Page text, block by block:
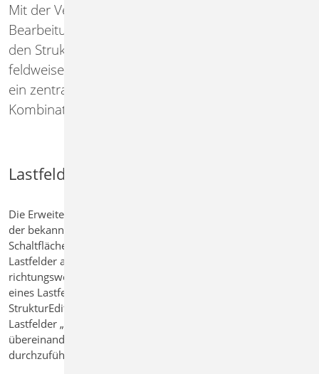
Mit der Version 2026 wurde die Funktion zur
Bearbeitung von Lastfeldern für Decken auch in
den StrukturEditor integriert. Lastfelder dienen der
feldweisen Definition von Flächenlasten und sind
ein zentrales Element bei der
Kombinationsbildung für statischen Nachweise.
Lastfelder für Decken
Die Erweiterung im StrukturEditor orientiert sich bewusst an
der bekannten Arbeitsweise aus MicroFe. Über die
Schaltfläche „Teilen“ im Register „Einwirkungen“ lassen sich
Lastfelder aufteilen. Auch die Teilungsoptionen „kreuz- oder
richtungsweise“ und die Teilung der gesamten Platte oder
eines Lastfeldes wurden aus MicroFe übernommen. Im
StrukturEditor besteht zusätzlich die Möglichkeit, die
Lastfelder „folienübergreifend“ direkt für alle
übereinanderliegenden Platten bzw. Geschosse
durchzuführen.